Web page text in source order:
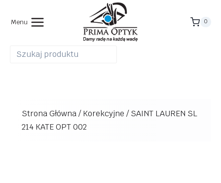
Menu 0
Strona Główna/Korekcyjne /SAINT LAUREN SL
214 KATE OPT 002